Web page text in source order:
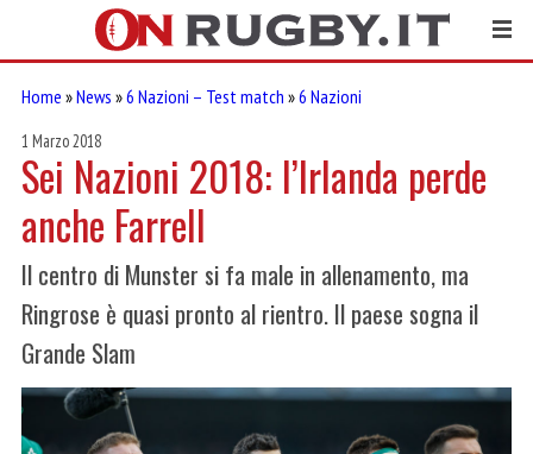
Home »News »6 Nazioni – Test match »6 Nazioni
1 Marzo 2018
Sei Nazioni 2018: l’Irlanda perde
anche Farrell
Il centro di Munster si fa male in allenamento, ma
Ringrose è quasi pronto al rientro. Il paese sogna il
Grande Slam